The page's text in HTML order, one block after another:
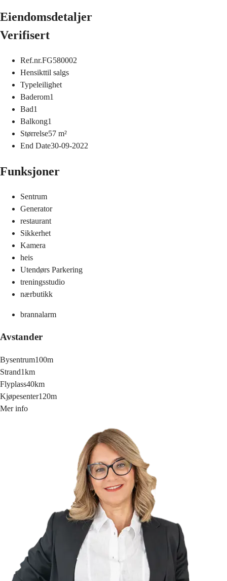
Eiendomsdetaljer
Verifisert
Ref.nr.FG580002
Hensikttil salgs
Typeleilighet
Baderom1
Bad1
Balkong1
Størrelse57 m²
End Date30-09-2022
Funksjoner
Sentrum
Generator
restaurant
Sikkerhet
Kamera
heis
Utendørs Parkering
treningsstudio
nærbutikk
brannalarm
Avstander
Bysentrum100m
Strand1km
Flyplass40km
Kjøpesenter120m
Mer info